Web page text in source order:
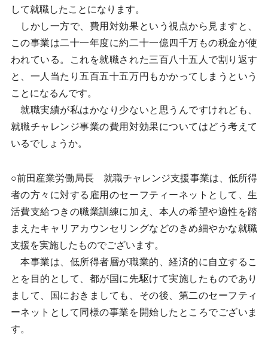
して就職したことになります。
しかし一方で、費用対効果という視点から見ますと、
この事業は二十一年度に約二十一億四千万もの税金が使
われている。これを就職された三百八十五人で割り返す
と、一人当たり五百五十五万円もかかってしまうという
ことになるんです。
就職実績が私はかなり少ないと思うんですけれども、
就職チャレンジ事業の費用対効果についてはどう考えて
いるでしょうか。
○前田産業労働局長 就職チャレンジ支援事業は、低所得
者の方々に対する雇用のセーフティーネットとして、生
活費支給つきの職業訓練に加え、本人の希望や適性を踏
まえたキャリアカウンセリングなどのきめ細やかな就職
支援を実施したものでございます。
本事業は、低所得者層が職業的、経済的に自立するこ
とを目的として、都が国に先駆けて実施したものであり
まして、国におきましても、その後、第二のセーフティ
ーネットとして同様の事業を開始したところでございま
す。